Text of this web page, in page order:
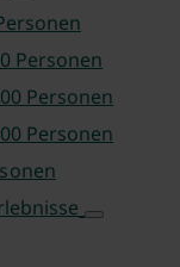
Personen
Personen
Personen